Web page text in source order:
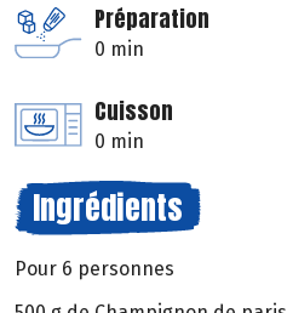
Préparation
0 min
Cuisson
0 min
Ingrédients
Pour 6 personnes